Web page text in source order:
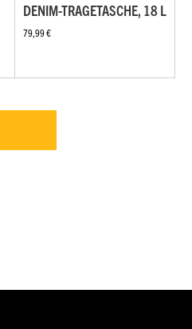
DENIM-TRAGETASCHE, 18 L
79,99 €